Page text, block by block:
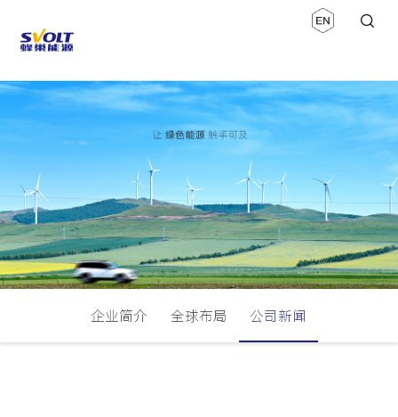
企业简介 全球布局 公司新闻